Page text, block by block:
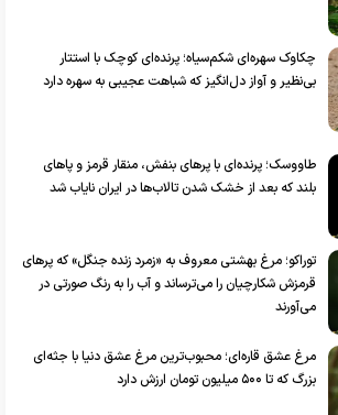
چکاوک سهره‌ای شکم‌سیاه؛ پرنده‌ای کوچک با استتار
بی‌نظیر و آواز دل‌انگیز که شباهت عجیبی به سهره دارد
طاووسک؛ پرنده‌ای با پرهای بنفش، منقار قرمز و پاهای
بلند که بعد از خشک شدن تالاب‌ها در ایران نایاب شد
توراکو؛ مرغ بهشتی معروف به «زمرد زنده جنگل» که پر‌های
قرمزش شکارچیان را می‌ترساند و آب را به رنگ صورتی در
می‌آورند
مرغ عشق قاره‌ای؛ محبوب‌ترین مرغ عشق دنیا با جثه‌ای
بزرگ که تا ۵۰۰ میلیون تومان ارزش دارد